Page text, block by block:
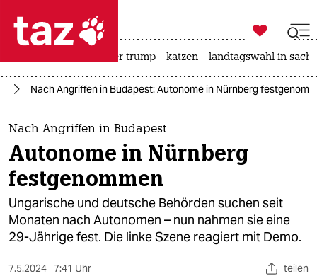
 taz zahl ich
taz zahl ich
themen
politik
öko
gesellschaft

taz zahl ich
usa unter trump katzen landtagswahl in
Nach Angriffen in Budapest: Autonome in Nürnberg
Nach Angriffen in Budapest
Autonome in Nürnberg
festgenommen
Ungarische und deutsche Behörden suchen seit
Monaten nach Autonomen – nun nahmen sie eine
29-Jährige fest. Die linke Szene reagiert mit Demo.
7.5.2024 7:41 Uhr teilen